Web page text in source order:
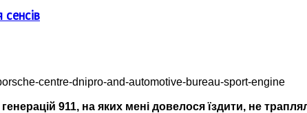
генерацій 911, на яких мені довелося їздити, не